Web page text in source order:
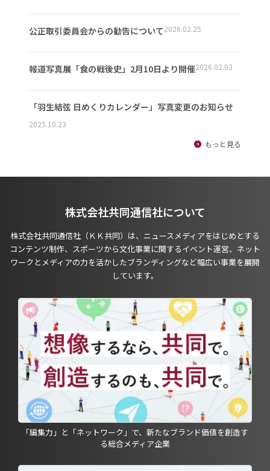
公正取引委員会からの勧告について2026.02.25
報道写真展「食の戦後史」2月10日より開催2026.02.03
「羽生結弦 日めくりカレンダー」写真変更のお知らせ
2025.10.23
もっと見る
株式会社共同通信社について
株式会社共同通信社（ＫＫ共同）は、ニュースメディアをはじめとする
コンテンツ制作、スポーツから文化事業に関するイベント運営、ネット
ワークとメディアの力を活かしたブランディングなど幅広い事業を展開
しています。
「編集力」と「ネットワーク」で、新たなブランド価値を創造す
る総合メディア企業